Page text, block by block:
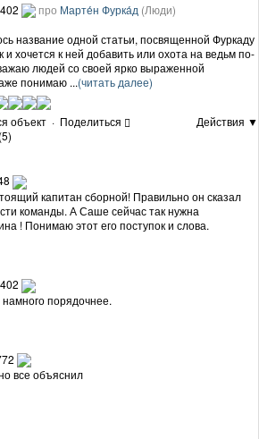
про Марте́н Фурка́д (Люди)
название одной статьи, посвященной Фуркаду
и хочется к ней добавить или охота на ведьм по-
людей со своей ярко выраженной
понимаю ...(читать далее)
объект · Поделиться
Действия ▼
капитан сборной! Правильно он сказал
команды. А Саше сейчас так нужна
! Понимаю этот его поступок и слова.
порядочнее.
все объяснил